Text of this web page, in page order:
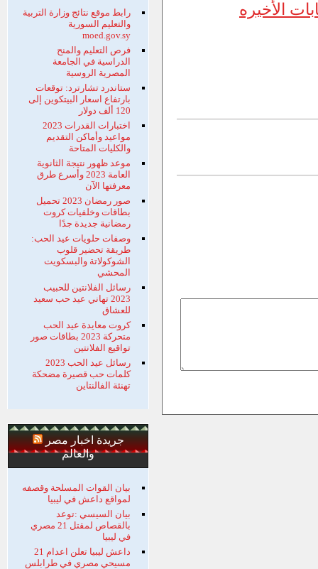
الأخيره
رابط موقع نتائج وزارة التربية
والتعليم السورية
moed.gov.sy
فرص التعليم والمنح
الدراسية في الجامعة
المصرية الروسية
ستاندرد تشارترد: توقعات
بارتفاع اسعار البيتكوين إلى
120 ألف دولار
اختبارات القدرات 2023
مواعيد وأماكن التقديم
والكليات المتاحة
موعد ظهور نتيجة الثانوية
العامة 2023 وأسرع طرق
معرفتها الآن
صور رمضان 2023 تحميل
بطاقات وخلفيات كروت
رمضانية جديدة جدًا
وصفات حلويات عيد الحب:
طريقة تحضير قلوب
الشوكولاتة والبسكويت
المحشي
رسائل الفلانتين للحبيب
2023 تهاني عيد حب سعيد
للعشاق
كروت معايدة عيد الحب
متحركة 2023 بطاقات صور
تواقيع الفلانتين
رسائل عيد الحب 2023
كلمات حب قصيرة مضحكة
تهنئة الفالنتاين
جريدة اخبار مصر
والعالم
بيان القوات المسلحة وقصفه
لمواقع داعش في ليبيا
بيان السيسي :توعد
بالقصاص لمقتل 21 مصري
في ليبيا
داعش ليبيا تعلن اعدام 21
مسيحي مصري في طرابلس